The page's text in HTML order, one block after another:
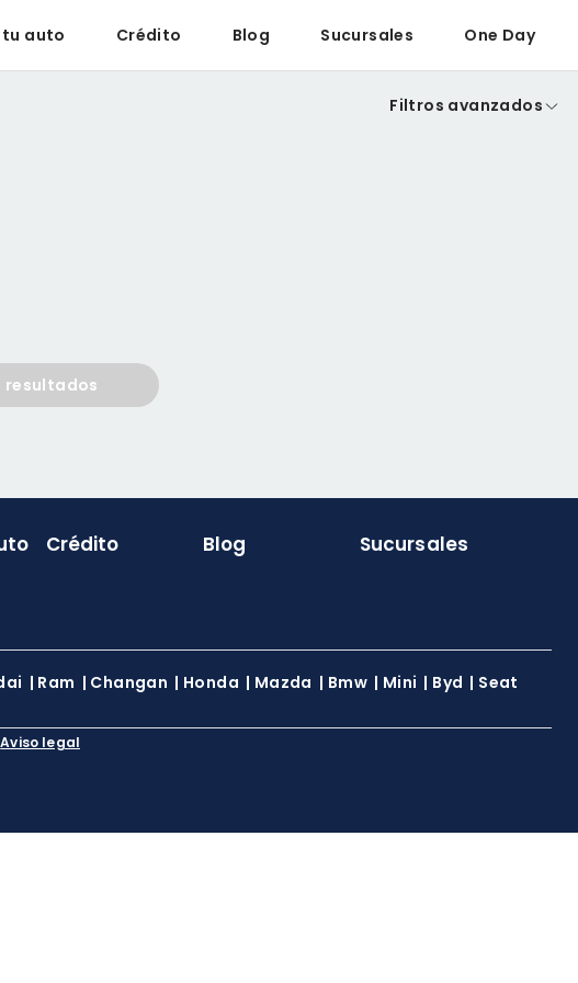
tu auto Crédito Blog Sucursales One Day
Filtros avanzados
resultados
Crédito Blog Sucursales
| Ram | Changan | Honda | Mazda | Bmw | Mini | Byd | Seat
Aviso legal